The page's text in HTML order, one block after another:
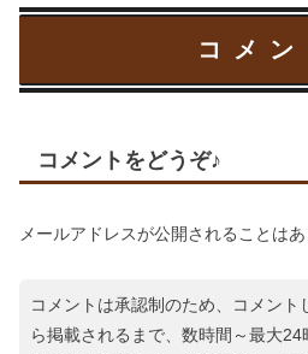
コメン
コメントをどうぞ♪
メールアドレスが公開されることはあ
コメントは承認制のため、コメント
ら掲載されるまで、数時間～最大24